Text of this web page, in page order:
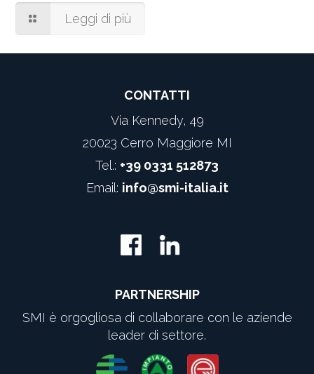
Leggi di più
CONTATTI
Via Kennedy, 49
20023 Cerro Maggiore MI
Tel.: +39 0331 512873
Email: info@smi-italia.it
PARTNERSHIP
SMI è orgogliosa di collaborare con le aziende
leader di settore.